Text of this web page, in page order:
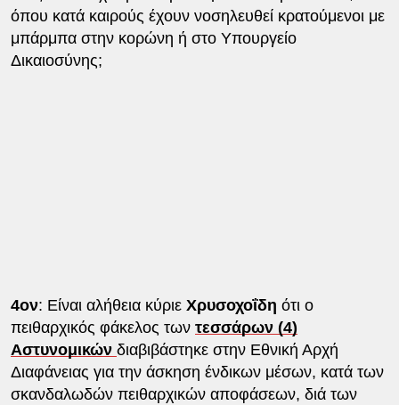
όπου κατά καιρούς έχουν νοσηλευθεί κρατούμενοι με
μπάρμπα στην κορώνη ή στο Υπουργείο
Δικαιοσύνης;
4ον: Είναι αλήθεια κύριε Χρυσοχοΐδη ότι ο
πειθαρχικός φάκελος των τεσσάρων (4)
Αστυνομικών διαβιβάστηκε στην Εθνική Αρχή
Διαφάνειας για την άσκηση ένδικων μέσων, κατά των
σκανδαλωδών πειθαρχικών αποφάσεων, διά των